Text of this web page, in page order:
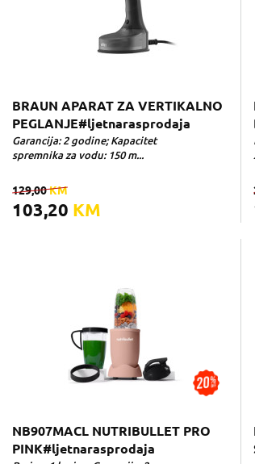
BRAUN APARAT ZA VERTIKALNO
PEGLANJE#ljetnarasprodaja
Garancija: 2 godine; Kapacitet
spremnika za vodu: 150 m...
103,20 KM
129,00KM
NB907MACL NUTRIBULLET PRO
PINK#ljetnarasprodaja